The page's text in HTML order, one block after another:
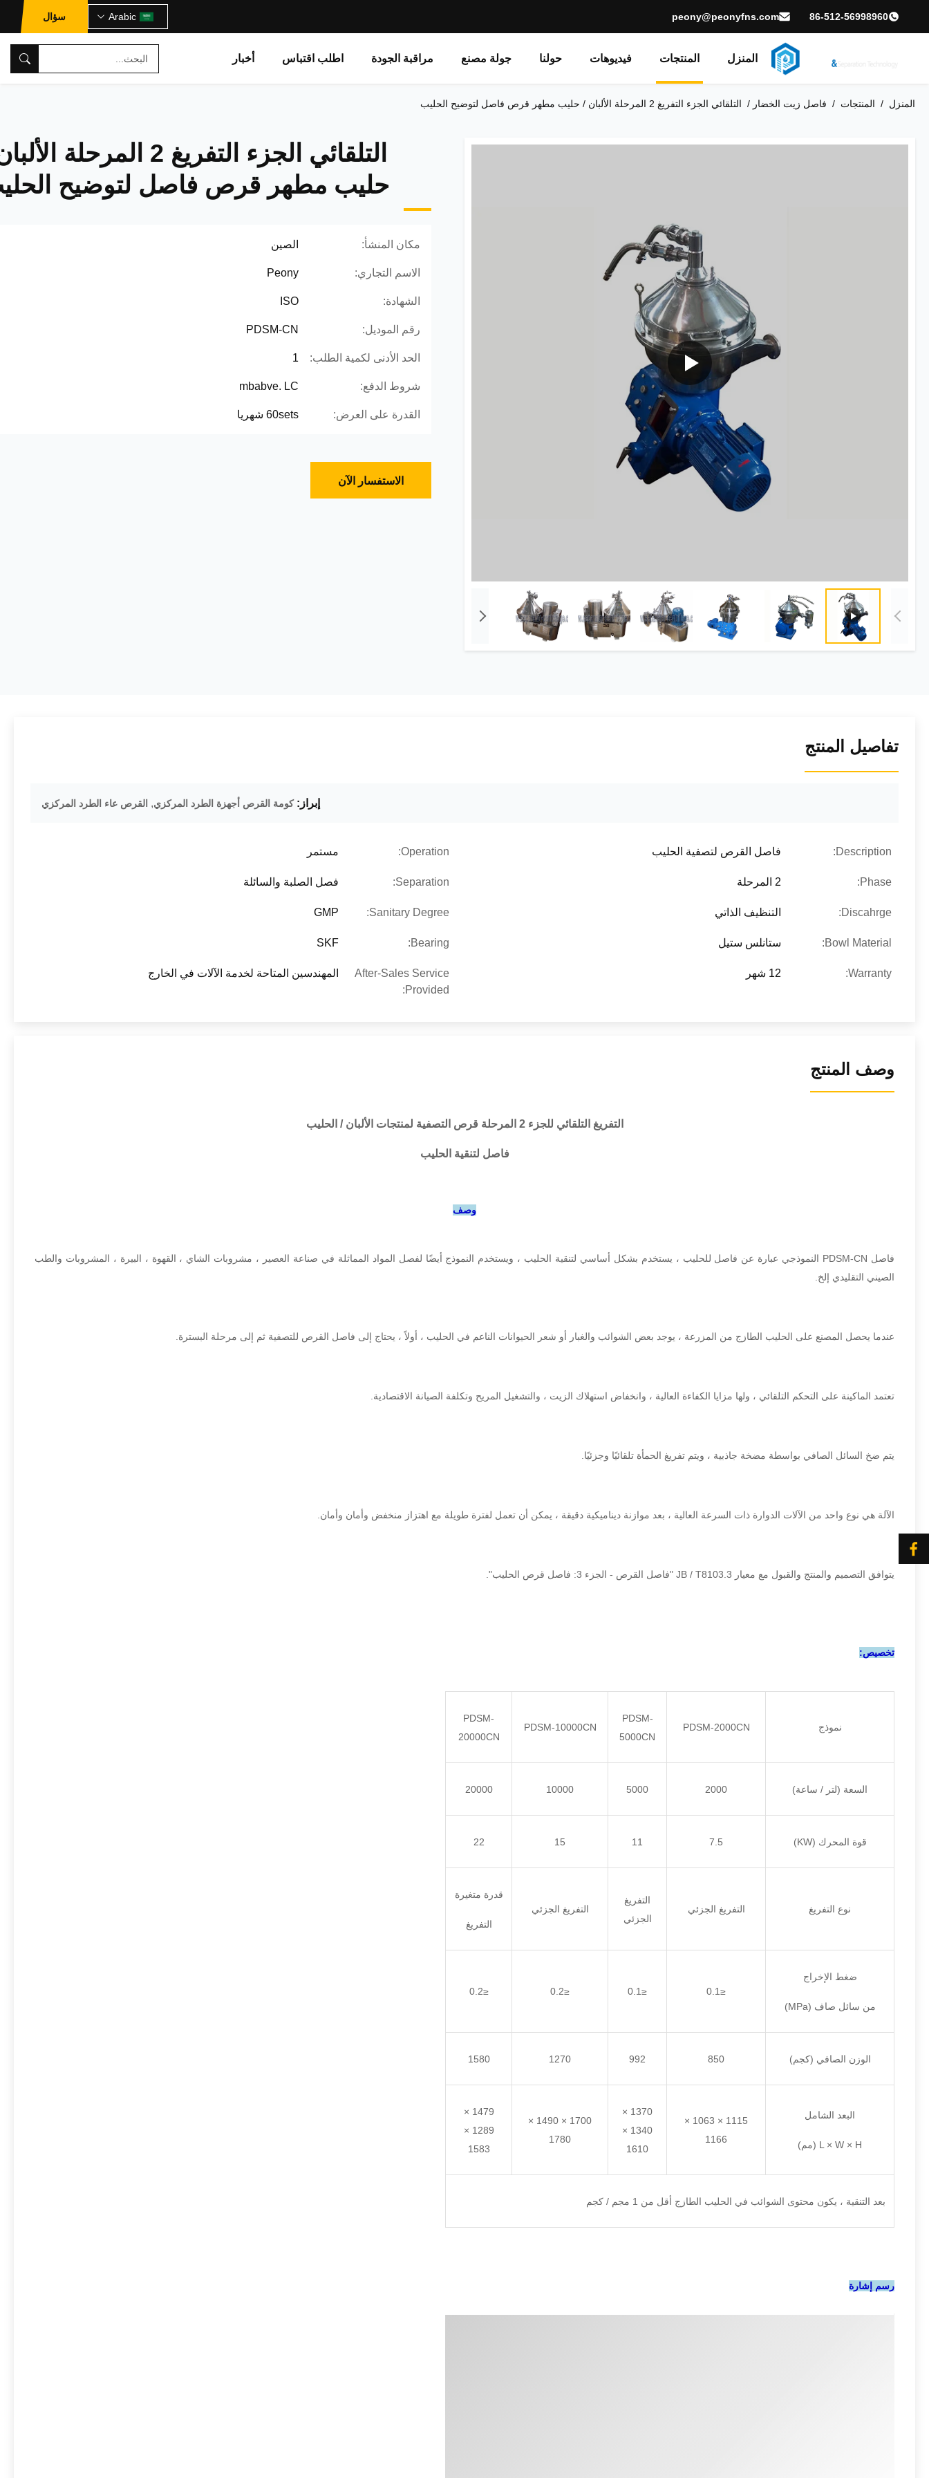
86-512-56998960
peony@peonyfns.com
Arabic سؤال
المنزل المنتجات فيديوهات حولنا جولة مصنع مراقبة الجودة اطلب اقتباس أخبار
المنزل / المنتجات / فاصل زيت الخضار​ / التلقائي الجزء التفريغ 2 المرحلة الألبان / حليب مطهر قرص فاصل لتوضيح الحليب
التلقائي الجزء التفريغ 2 المرحلة
حليب مطهر قرص فاصل لتوضيح
مكان المنشأ: الصين
الاسم التجاري: Peony
الشهادة: ISO
رقم الموديل: PDSM-CN
الحد الأدنى لكمية الطلب: 1
شروط الدفع: mbabve. LC
القدرة على العرض: 60sets شهريا
الاستفسار الآن
تفاصيل المنتج
إبراز: كومة القرص أجهزة الطرد المركزي, القرص عاء الطرد المركزي
Description: فاصل القرص لتصفية الحليب Operation: مستمر
Phase: 2 المرحلة Separation: فصل الصلبة والسائلة
Discahrge: التنظيف الذاتي Sanitary Degree:
GMP
Bowl Material: ستانلس ستيل Bearing:
SKF
Warranty: 12 شهر
After-Sales Service
Provided:
المهندسين المتاحة لخدمة الآلات في الخارج
وصف المنتج
التفريغ التلقائي للجزء 2 المرحلة قرص التصفية لمنتجات الألبان / الحليب
فاصل لتنقية الحليب
وصف
فاصل PDSM-CN النموذجي عبارة عن فاصل للحليب ، يستخدم بشكل أساسي لتنقية الحليب ، ويستخدم النموذج أيضًا لفصل المواد المماثلة في صناعة العصير ، مشروبات الشاي ، القهوة ، البيرة ، المشروبات والطب
الصيني التقليدي إلخ.
عندما يحصل المصنع على الحليب الطازج من المزرعة ، يوجد بعض الشوائب والغبار أو شعر الحيوانات الناعم في الحليب ، أولاً ، يحتاج إلى فاصل القرص للتصفية ثم إلى مرحلة البسترة.
تعتمد الماكينة على التحكم التلقائي ، ولها مزايا الكفاءة العالية ، وانخفاض استهلاك الزيت ، والتشغيل المريح وتكلفة الصيانة الاقتصادية.
يتم ضخ السائل الصافي بواسطة مضخة جاذبية ، ويتم تفريغ الحمأة تلقائيًا وجزئيًا.
الآلة هي نوع واحد من الآلات الدوارة ذات السرعة العالية ، بعد موازنة ديناميكية دقيقة ، يمكن أن تعمل لفترة طويلة مع اهتزاز منخفض وأمان وأمان.
يتوافق التصميم والمنتج والقبول مع معيار JB / T8103.3 "فاصل القرص - الجزء 3: فاصل قرص الحليب".
تخصيص:
نموذج PDSM-2000CN
PDSM-
5000CN
PDSM-10000CN
PDSM-
20000CN
السعة (لتر / ساعة) 2000
5000
10000
20000
قوة المحرك (KW) 7.5
11
15
22
نوع التفريغ التفريغ الجزئي
التفريغ
الجزئي
التفريغ الجزئي
قدرة متغيرة
التفريغ
ضغط الإخراج
من سائل صاف (MPa)
≤0.1
≤0.1
≤0.2
≤0.2
الوزن الصافي (كجم) 850
992
1270
1580
البعد الشامل
L × W × H (مم)
1115 × 1063 ×
1166
1370 ×
1340 ×
1610
1700 × 1490 ×
1780
1479 ×
1289 ×
1583
بعد التنقية ، يكون محتوى الشوائب في الحليب الطازج أقل من 1 مجم / كجم
رسم إشارة